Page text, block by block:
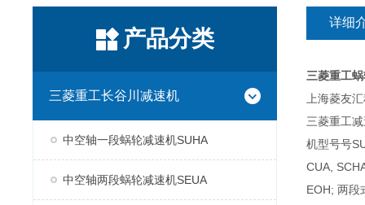
产品分类
三菱重工长谷川减速机
中空轴一段蜗轮减速机SUHA
中空轴两段蜗轮减速机SEUA
详细
三菱重工
上海菱友
三菱重工
机型号号
CUA,
EOH; 两段